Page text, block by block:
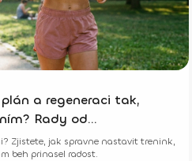
a regeneraci tak,
Rady od
Zjistete, jak spravne nastavit trenink,
beh prinasel radost.